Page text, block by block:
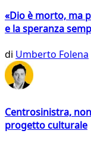
«Dio è morto, ma
e la speranza
di Umberto Folena
Centrosinistra,
progetto culturale